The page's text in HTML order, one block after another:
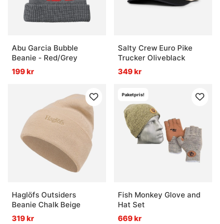
Abu Garcia Bubble
Beanie - Red/Grey
199 kr
Salty Crew Euro Pike
Trucker Oliveblack
349 kr
Haglöfs Outsiders
Beanie Chalk Beige
319 kr
Paketpris!
Fish Monkey Glove and
Hat Set
669 kr